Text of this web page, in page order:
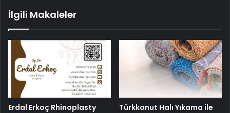
İlgili Makaleler
Erdal Erkoç Rhinoplasty
Türkkonut Halı Yıkama ile